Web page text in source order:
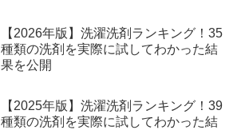
【2026年版】洗濯洗剤ランキング！35
種類の洗剤を実際に試してわかった結
果を公開
【2025年版】洗濯洗剤ランキング！39
種類の洗剤を実際に試してわかった結